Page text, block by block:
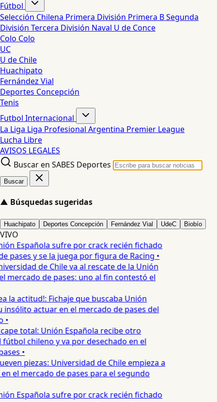
Fútbol
Selección Chilena Primera División Primera BSegunda
División Tercera División Naval U de Conce
Colo Colo
UC
U de Chile
Huachipato
Fernández Vial
Deportes Concepción
Tenis
Futbol Internacional
La Liga Liga Profesional Argentina Premier League
Lucha Libre
AVISOS LEGALES
Buscar en SABES Deportes
Buscar
▲ Búsquedas sugeridas
Huachipato Deportes Concepción Fernández Vial UdeC Biobío
VIVO
Española sufre por crack recién fichado
pases y se la juega por figura de Racing •
de Chile va al rescate de la Unión
mercado de pases: uno al fin contestó el
la actitud!: Fichaje que buscaba Unión
insólito actuar en el mercado de pases del
•
total: Unión Española recibe otro
chileno y va por desechado en el
•
piezas: Universidad de Chile empieza a
el mercado de pases para el segundo
Española sufre por crack recién fichado